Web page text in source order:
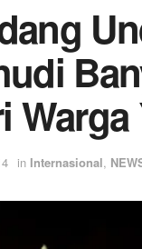
in Internasional,